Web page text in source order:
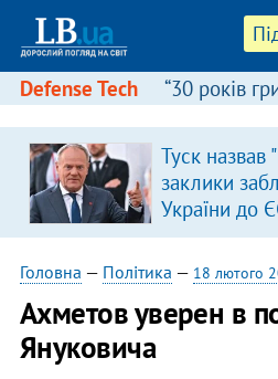
Defense Tech “30 років
Туск назвав
заклики
України до
припинити
риторику
Головна — Політика — 18 лютого
Ахметов уверен в
Януковича